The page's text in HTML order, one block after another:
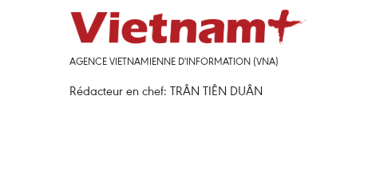
AGENCE VIETNAMIENNE D'INFORMATION (VNA)
Rédacteur en chef: TRÂN TIÊN DUÂN